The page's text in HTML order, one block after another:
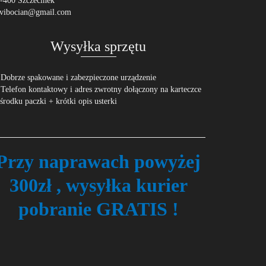
Wysyłka sprzętu
spakowane i zabezpieczone urządzenie
kontaktowy i adres zwrotny dołączony na karteczce
paczki + krótki opis usterki
naprawach powyżej
300zł , wysyłka kurier
pobranie GRATIS !